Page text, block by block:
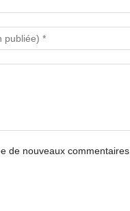
de nouveaux commentaires